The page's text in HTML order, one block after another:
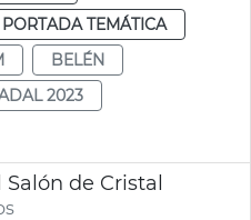
TEMÁTICA
BELÉN
2023
de Cristal